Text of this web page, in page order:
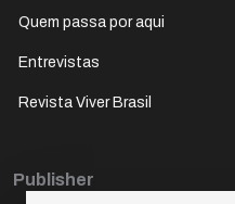
Quem passa por aqui
Entrevistas
Revista Viver Brasil
Publisher